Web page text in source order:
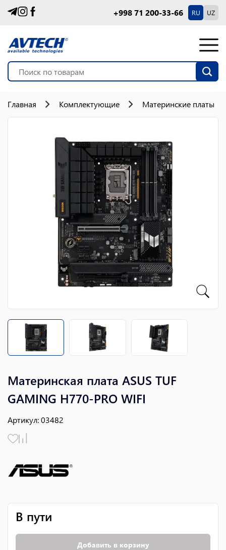
+998 71 200-33-66 RU UZ
Главная Комплектующие Материнские платы
Материнская плата ASUS TUF
GAMING H770-PRO WIFI
Артикул:03482
В пути
Добавить в корзину